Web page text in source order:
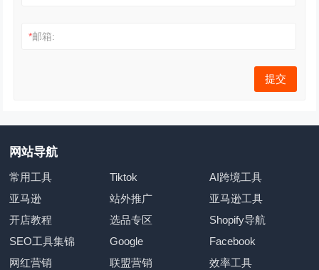
*邮箱:
网站导航
常用工具 Tiktok
AI跨境工具
亚马逊
站外推广
亚马逊工具
开店教程
选品专区
Shopify导航
SEO工具集锦
Google
Facebook
网红营销
联盟营销
效率工具